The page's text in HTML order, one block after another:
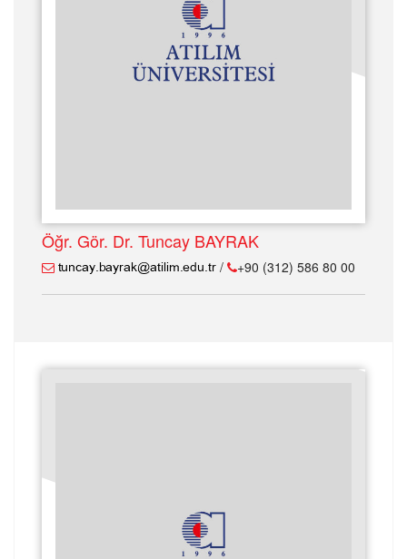
Öğr. Gör. Dr. Tuncay BAYRAK
/ +90 (312) 586 80 00